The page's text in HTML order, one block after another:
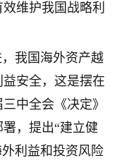
维护我国战略利
我国海外资产越
安全，这是摆在
中全会《决定》
，提出“建立健
利益和投资风险